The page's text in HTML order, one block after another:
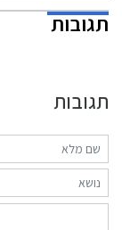
תגובות
תגובות